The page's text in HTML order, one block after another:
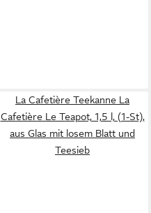
La Cafetière Teekanne La
Cafetière Le Teapot, 1,5 l, (1-St),
aus Glas mit losem Blatt und
Teesieb